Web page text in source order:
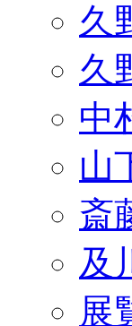
久
久
中
山
斎
及
展